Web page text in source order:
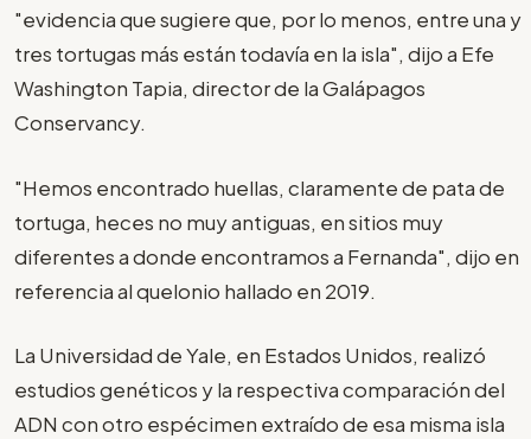
"evidencia que sugiere que, por lo menos, entre una y
tres tortugas más están todavía en la isla", dijo a Efe
Washington Tapia, director de la Galápagos
Conservancy.
"Hemos encontrado huellas, claramente de pata de
tortuga, heces no muy antiguas, en sitios muy
diferentes a donde encontramos a Fernanda", dijo en
referencia al quelonio hallado en 2019.
La Universidad de Yale, en Estados Unidos, realizó
estudios genéticos y la respectiva comparación del
ADN con otro espécimen extraído de esa misma isla